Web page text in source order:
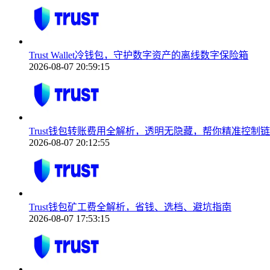
Trust Wallet冷钱包，守护数字资产的离线数字保险箱
2026-08-07 20:59:15
Trust钱包转账费用全解析，透明无隐藏，帮你精准控制
2026-08-07 20:12:55
Trust钱包矿工费全解析，省钱、选档、避坑指南
2026-08-07 17:53:15